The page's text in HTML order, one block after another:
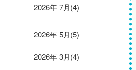
2026年 7月(4)
2026年 5月(5)
2026年 3月(4)